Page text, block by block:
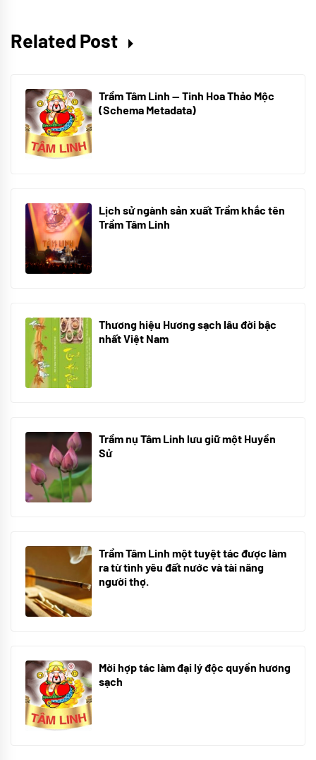
Related Post
Trầm Tâm Linh — Tinh Hoa Thảo Mộc
(Schema Metadata)
Lịch sử ngành sản xuất Trầm khắc tên
Trầm Tâm Linh
Thương hiệu Hương sạch lâu đời bậc
nhất Việt Nam
Trầm nụ Tâm Linh lưu giữ một Huyền
Sử
Trầm Tâm Linh một tuyệt tác được làm
ra từ tình yêu đất nước và tài năng
người thợ.
Mời hợp tác làm đại lý độc quyền hương
sạch